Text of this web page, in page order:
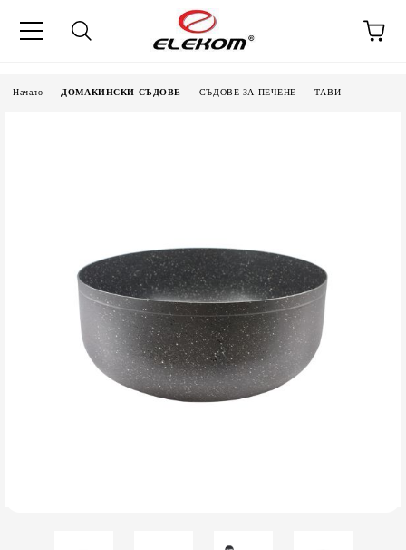
Начало ДОМАКИНСКИ СЪДОВЕ СЪДОВЕ ЗА ПЕЧЕНЕ ТАВИ